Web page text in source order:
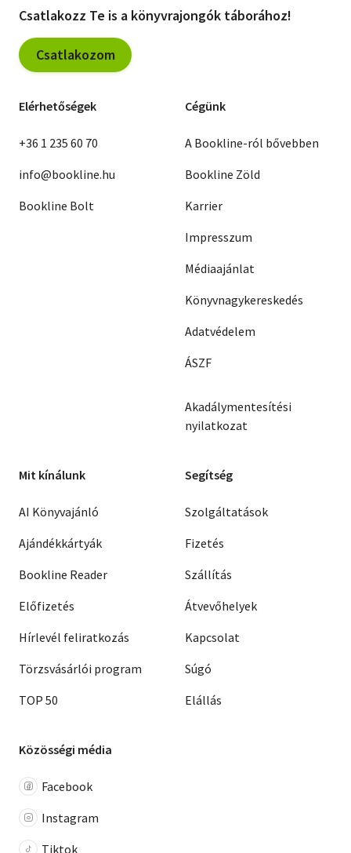
Csatlakozz Te is a könyvrajongók táborához!
Csatlakozom
Elérhetőségek
+36 1 235 60 70
info@bookline.hu
Bookline Bolt
Cégünk
A Bookline-ról bővebben
Bookline Zöld
Karrier
Impresszum
Médiaajánlat
Könyvnagykereskedés
Adatvédelem
ÁSZF
Akadálymentesítési
nyilatkozat
Mit kínálunk
AI Könyvajánló
Ajándékkártyák
Bookline Reader
Előfizetés
Hírlevél feliratkozás
Törzsvásárlói program
TOP 50
Segítség
Szolgáltatások
Fizetés
Szállítás
Átvevőhelyek
Kapcsolat
Súgó
Elállás
Közösségi média
Facebook
Instagram
Tiktok